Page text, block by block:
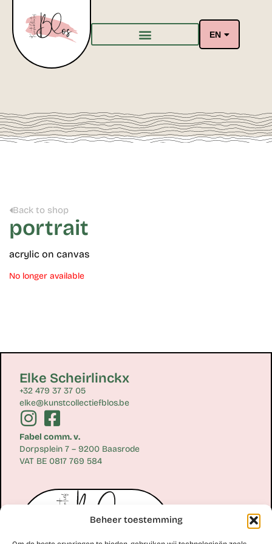
Beheer toestemming
EN
Back to shop
portrait
acrylic on canvas
No longer available
Elke Scheirlinckx
+32 479 37 37 05
elke@kunstcollectiefblos.be
Fabel comm. v.
Dorpsplein 7 – 9200 Baasrode
VAT BE 0817 769 584